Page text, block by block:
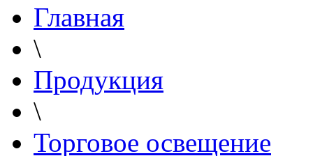
Главная
\
Продукция
\
Торговое освещение